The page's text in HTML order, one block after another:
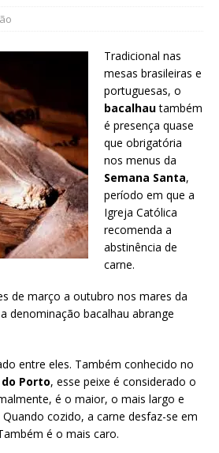
Tradicional nas
mesas brasileiras e
portuguesas, o
bacalhautambém
é presença quase
que obrigatória
nos menus da
Semana Santa,
período em que a
Igreja Católica
recomenda a
abstinência de
carne.
de março a outubro nos mares da
denominação bacalhau abrange
entre eles. Também conhecido no
Porto, esse peixe é considerado o
é o maior, o mais largo e
cozido, a carne desfaz-se em
é o mais caro.